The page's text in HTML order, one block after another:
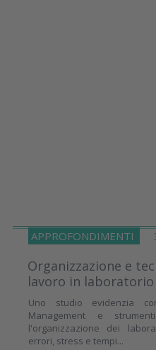
APPROFONDIMENTI
Organizzazione e
lavoro in laboratorio
Uno studio evidenzia
Management e
l'organizzazione dei
errori, stress e tempi...